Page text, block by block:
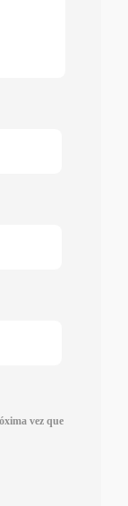
vez que